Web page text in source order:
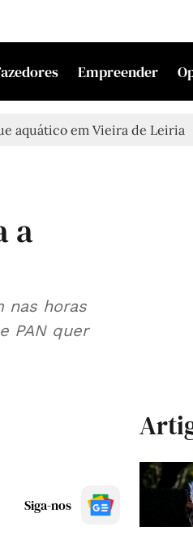
Empreender
em Vieira de Leiria
a
nas horas
PAN quer
Siga-nos